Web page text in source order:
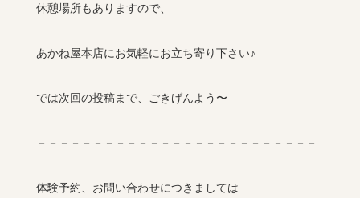
休憩場所もありますので、
あかね屋本店にお気軽にお立ち寄り下さい♪
では次回の投稿まで、ごきげんよう〜
－－－－－－－－－－－－－－－－－－－－－－－－－
体験予約、お問い合わせにつきましては